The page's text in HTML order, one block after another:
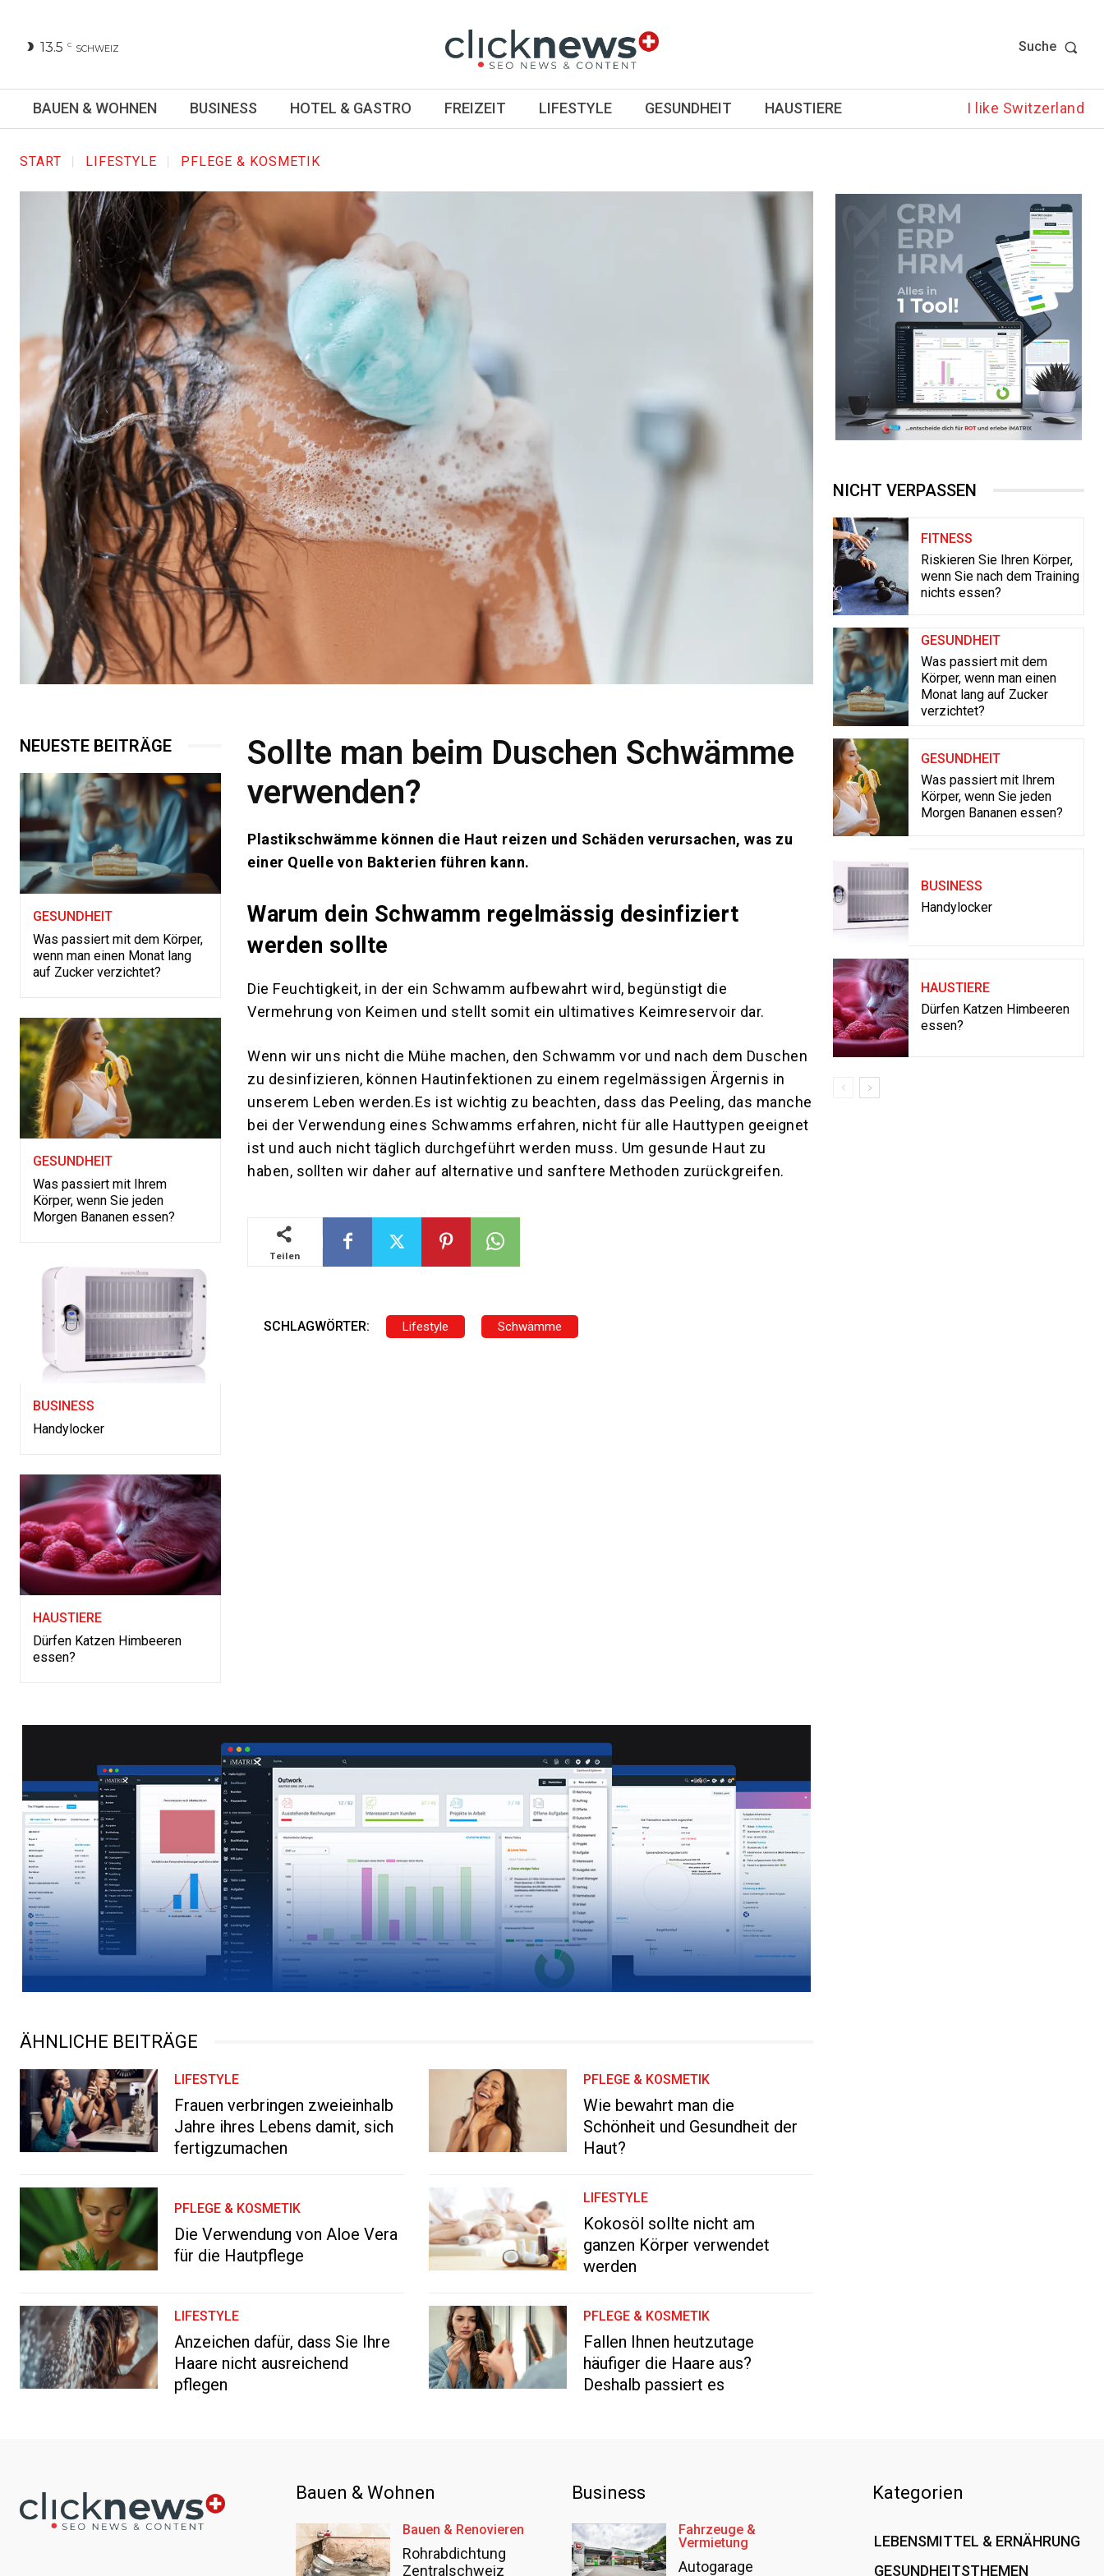
13.5 C SCHWEIZ Suche
BAUEN & WOHNEN BUSINESS HOTEL & GASTRO FREIZEIT LIFESTYLE GESUNDHEIT HAUSTIERE I like Switzerland
START LIFESTYLE PFLEGE & KOSMETIK
NEUESTE BEITRÄGE
GESUNDHEIT
Was passiert mit dem Körper,
wenn man einen Monat lang
auf Zucker verzichtet?
GESUNDHEIT
Was passiert mit Ihrem
Körper, wenn Sie jeden
Morgen Bananen essen?
BUSINESS
Handylocker
HAUSTIERE
Dürfen Katzen Himbeeren
essen?
Sollte man beim Duschen Schwämme
verwenden?
Plastikschwämme können die Haut reizen und Schäden verursachen, was zu
einer Quelle von Bakterien führen kann.
Warum dein Schwamm regelmässig desinfiziert
werden sollte
Die Feuchtigkeit, in der ein Schwamm aufbewahrt wird, begünstigt die
Vermehrung von Keimen und stellt somit ein ultimatives Keimreservoir dar.
Wenn wir uns nicht die Mühe machen, den Schwamm vor und nach dem Duschen
zu desinfizieren, können Hautinfektionen zu einem regelmässigen Ärgernis in
unserem Leben werden.Es ist wichtig zu beachten, dass das Peeling, das manche
bei der Verwendung eines Schwamms erfahren, nicht für alle Hauttypen geeignet
ist und auch nicht täglich durchgeführt werden muss. Um gesunde Haut zu
haben, sollten wir daher auf alternative und sanftere Methoden zurückgreifen.
Teilen
SCHLAGWÖRTER: Lifestyle Schwämme
ÄHNLICHE BEITRÄGE
LIFESTYLE
Frauen verbringen zweieinhalb
Jahre ihres Lebens damit, sich
fertigzumachen
PFLEGE & KOSMETIK
Wie bewahrt man die
Schönheit und Gesundheit der
Haut?
PFLEGE & KOSMETIK
Die Verwendung von Aloe Vera
für die Hautpflege
LIFESTYLE
Kokosöl sollte nicht am
ganzen Körper verwendet
werden
LIFESTYLE
Anzeichen dafür, dass Sie Ihre
Haare nicht ausreichend
pflegen
PFLEGE & KOSMETIK
Fallen Ihnen heutzutage
häufiger die Haare aus?
Deshalb passiert es
NICHT VERPASSEN
FITNESS
Riskieren Sie Ihren Körper,
wenn Sie nach dem Training
nichts essen?
GESUNDHEIT
Was passiert mit dem
Körper, wenn man einen
Monat lang auf Zucker
verzichtet?
GESUNDHEIT
Was passiert mit Ihrem
Körper, wenn Sie jeden
Morgen Bananen essen?
BUSINESS
Handylocker
HAUSTIERE
Dürfen Katzen Himbeeren
essen?
Bauen & Wohnen
Bauen & Renovieren
Rohrabdichtung
Zentralschweiz
Business
Fahrzeuge &
Vermietung
Autogarage
Kategorien
LEBENSMITTEL & ERNÄHRUNG
GESUNDHEITSTHEMEN